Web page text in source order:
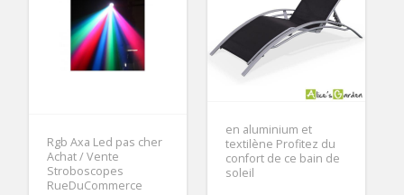
en aluminium et
textilène Profitez du
confort de ce bain de
soleil
Rgb Axa Led pas cher
Achat / Vente
Stroboscopes
RueDuCommerce